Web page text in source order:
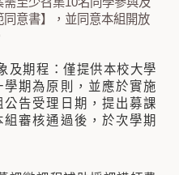
意書】，並同意本組開放
期程：僅提供本校大學
期為原則，並應於實施
告受理日期，提出募課
審核通過後，於次學期